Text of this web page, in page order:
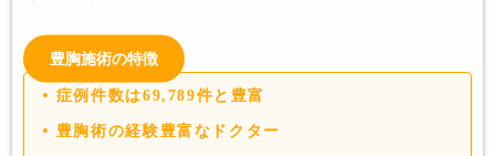
豊胸施術の特徴
症例件数は69,789件と豊富
豊胸術の経験豊富なドクター